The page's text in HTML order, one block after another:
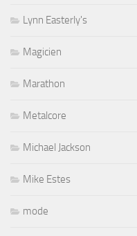
Lynn Easterly's
Magicien
Marathon
Metalcore
Michael Jackson
Mike Estes
mode